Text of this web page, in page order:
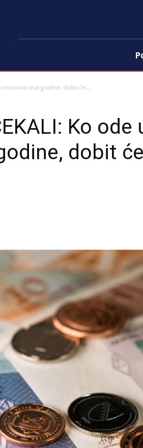
mirovinu ove godine, dobit će...
Ko ode
dobit